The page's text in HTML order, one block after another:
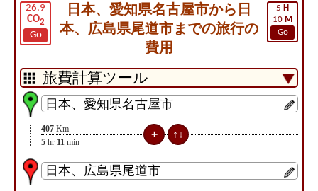
26.9
CO2
Go
5 H
10 M
Go
日本、愛知県名古屋市から日
本、広島県尾道市までの旅行の
費用
407 Km
5 hr 11 min